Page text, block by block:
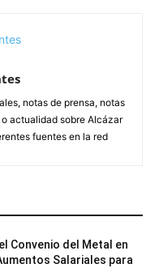
notas de prensa, notas
actualidad sobre Alcázar
fuentes en la red
Convenio del Metal en
Salariales para